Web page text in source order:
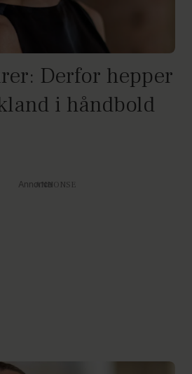
Derfor hepper
i håndbold
Annonce